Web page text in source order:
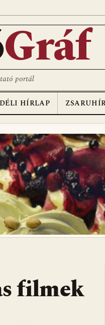
Gráf
portál
DÉLI HÍRLAP
filmek